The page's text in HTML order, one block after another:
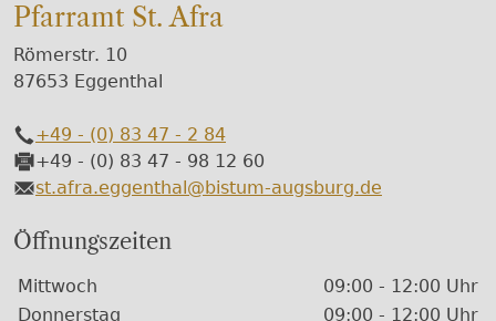
Pfarramt St. Afra
Römerstr. 10
87653 Eggenthal
Telefon
+49 - (0) 83 47 - 2 84
Fax
+49 - (0) 83 47 - 98 12 60
E-Mail
st.afra.eggenthal@bistum-augsburg.de
Öffnungszeiten
Wochentage / Monate
Öffnungszeiten / Hinweise
Mittwoch
09:00 - 12:00 Uhr
Donnerstag
09:00 - 12:00 Uhr